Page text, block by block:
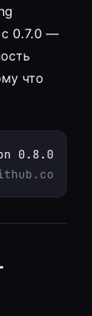
с 0.7.0 —
что